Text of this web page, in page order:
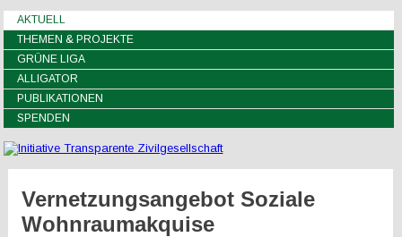
AKTUELL
THEMEN & PROJEKTE
GRÜNE LIGA
ALLIGATOR
PUBLIKATIONEN
SPENDEN
Vernetzungsangebot Soziale
Wohnraumakquise